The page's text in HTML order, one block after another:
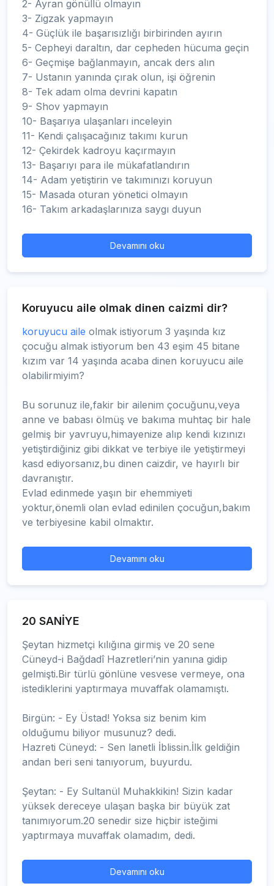
2- Ayran gönüllü olmayın
3- Zigzak yapmayın
4- Güçlük ile başarısızlığı birbirinden ayırın
5- Cepheyi daraltın, dar cepheden hücuma geçin
6- Geçmişe bağlanmayın, ancak ders alın
7- Ustanın yanında çırak olun, işi öğrenin
8- Tek adam olma devrini kapatın
9- Shov yapmayın
10- Başarıya ulaşanları inceleyin
11- Kendi çalışacağınız takımı kurun
12- Çekirdek kadroyu kaçırmayın
13- Başarıyı para ile mükafatlandırın
14- Adam yetiştirin ve takımınızı koruyun
15- Masada oturan yönetici olmayın
16- Takım arkadaşlarınıza saygı duyun
Devamını oku
Koruyucu aile olmak dinen caizmi dir?
koruyucu aile olmak istiyorum 3 yaşında kız
çocuğu almak istiyorum ben 43 eşim 45 bitane
kızım var 14 yaşında acaba dinen koruyucu aile
olabilirmiyim?
Bu sorunuz ile,fakir bir ailenim çocuğunu,veya
anne ve babası ölmüş ve bakıma muhtaç bir hale
gelmiş bir yavruyu,himayenize alıp kendi kızınızı
yetiştirdiğiniz gibi dikkat ve terbiye ile yetiştirmeyi
kasd ediyorsanız,bu dinen caizdir, ve hayırlı bir
davranıştır.
Evlad edinmede yaşın bir ehemmiyeti
yoktur,önemli olan evlad edinilen çocuğun,bakım
ve terbiyesine kabil olmaktır.
Devamını oku
20 SANİYE
Şeytan hizmetçi kılığına girmiş ve 20 sene
Cüneyd-i Bağdadî Hazretleri’nin yanına gidip
gelmişti.Bir türlü gönlüne vesvese vermeye, ona
istediklerini yaptırmaya muvaffak olamamıştı.
Birgün: - Ey Üstad! Yoksa siz benim kim
olduğumu biliyor musunuz? dedi.
Hazreti Cüneyd: - Sen lanetli İblissin.İlk geldiğin
andan beri seni tanıyorum, buyurdu.
Şeytan: - Ey Sultanül Muhakkikin! Sizin kadar
yüksek dereceye ulaşan başka bir büyük zat
tanımıyorum.20 senedir size hiçbir isteğimi
yaptırmaya muvaffak olamadım, dedi.
Devamını oku